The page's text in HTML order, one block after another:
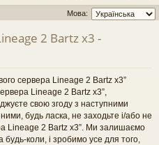
и ра
о
Мова:
2 Bartz x3 -
сервера Lineage 2 Bartz x3”
Lineage 2 Bartz x3”,
свою згоду з наступними
будь ласка, не заходьте і/або не
Lineage 2 Bartz x3”. Ми залишаємо
коли, і зробимо усе для того,